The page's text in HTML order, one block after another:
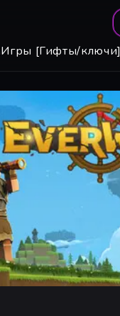
Игры [Гифты/ключи]